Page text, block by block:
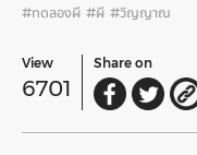
#ทดลองผี #ผี #วิญญาณ
View
6701
Share on